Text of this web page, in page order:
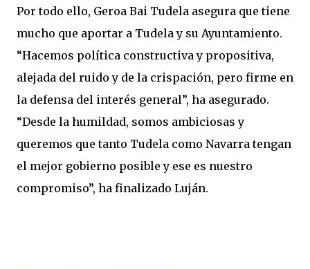
Por todo ello, Geroa Bai Tudela asegura que tiene
mucho que aportar a Tudela y su Ayuntamiento.
“Hacemos política constructiva y propositiva,
alejada del ruido y de la crispación, pero firme en
la defensa del interés general”, ha asegurado.
“Desde la humildad, somos ambiciosas y
queremos que tanto Tudela como Navarra tengan
el mejor gobierno posible y ese es nuestro
compromiso”, ha finalizado Luján.